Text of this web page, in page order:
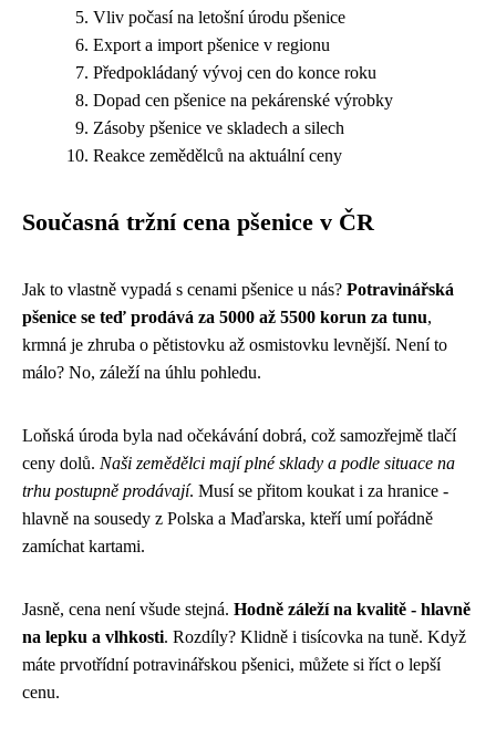
Vliv počasí na letošní úrodu pšenice
Export a import pšenice v regionu
Předpokládaný vývoj cen do konce roku
Dopad cen pšenice na pekárenské výrobky
Zásoby pšenice ve skladech a silech
Reakce zemědělců na aktuální ceny
Současná tržní cena pšenice v ČR
Jak to vlastně vypadá s cenami pšenice u nás? Potravinářská
pšenice se teď prodává za 5000 až 5500 korun za tunu,
krmná je zhruba o pětistovku až osmistovku levnější. Není to
málo? No, záleží na úhlu pohledu.
Loňská úroda byla nad očekávání dobrá, což samozřejmě tlačí
ceny dolů. Naši zemědělci mají plné sklady a podle situace na
trhu postupně prodávají. Musí se přitom koukat i za hranice -
hlavně na sousedy z Polska a Maďarska, kteří umí pořádně
zamíchat kartami.
Jasně, cena není všude stejná. Hodně záleží na kvalitě - hlavně
na lepku a vlhkosti. Rozdíly? Klidně i tisícovka na tuně. Když
máte prvotřídní potravinářskou pšenici, můžete si říct o lepší
cenu.